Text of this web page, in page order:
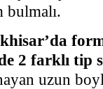
bulmalı.
2 farklı tip
uzun